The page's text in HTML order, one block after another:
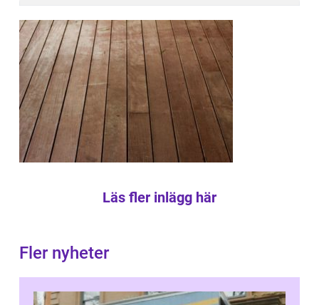
Läs fler inlägg här
Fler nyheter